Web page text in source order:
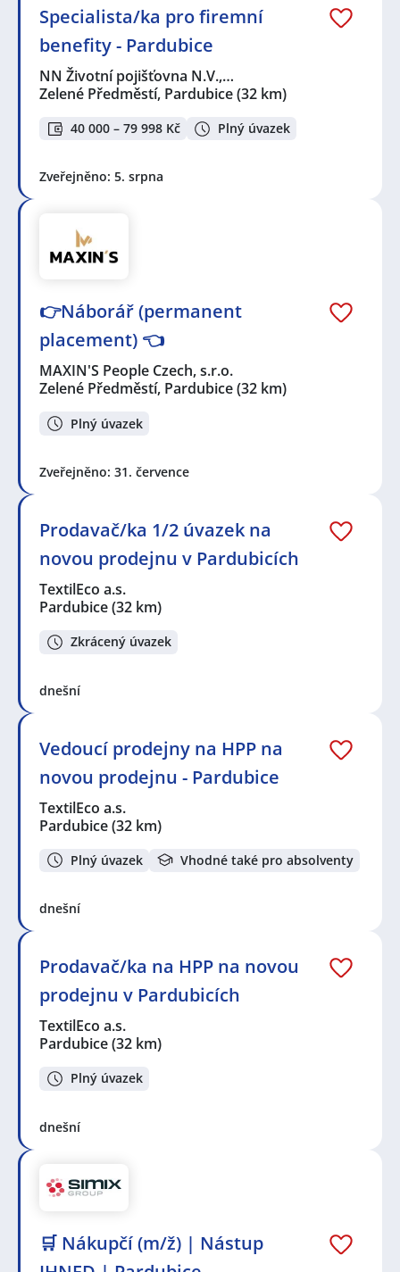
Specialista/ka pro firemní
benefity - Pardubice
NN Životní pojišťovna N.V.,…
Zelené Předměstí, Pardubice(32 km)
40 000 – 79 998 Kč Plný úvazek
Zveřejněno: 5. srpna
👉Náborář (permanent
placement) 👈
MAXIN'S People Czech, s.r.o.
Zelené Předměstí, Pardubice(32 km)
Plný úvazek
Zveřejněno: 31. července
Prodavač/ka 1/2 úvazek na
novou prodejnu v Pardubicích
TextilEco a.s.
Pardubice(32 km)
Zkrácený úvazek
dnešní
Vedoucí prodejny na HPP na
novou prodejnu - Pardubice
TextilEco a.s.
Pardubice(32 km)
Plný úvazek Vhodné také pro absolventy
dnešní
Prodavač/ka na HPP na novou
prodejnu v Pardubicích
TextilEco a.s.
Pardubice(32 km)
Plný úvazek
dnešní
🛒 Nákupčí (m/ž) | Nástup